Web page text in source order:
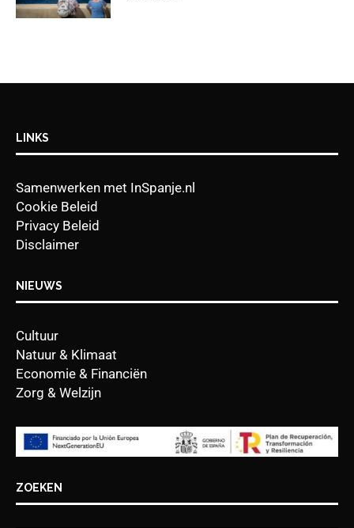
LINKS
Samenwerken met InSpanje.nl
Cookie Beleid
Privacy Beleid
Disclaimer
NIEUWS
Cultuur
Natuur & Klimaat
Economie & Financiën
Zorg & Welzijn
ZOEKEN